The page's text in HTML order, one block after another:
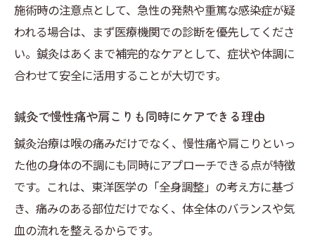
施術時の注意点として、急性の発熱や重篤な感染症が疑
われる場合は、まず医療機関での診断を優先してくださ
い。鍼灸はあくまで補完的なケアとして、症状や体調に
合わせて安全に活用することが大切です。
鍼灸で慢性痛や肩こりも同時にケアできる理由
鍼灸治療は喉の痛みだけでなく、慢性痛や肩こりといっ
た他の身体の不調にも同時にアプローチできる点が特徴
です。これは、東洋医学の「全身調整」の考え方に基づ
き、痛みのある部位だけでなく、体全体のバランスや気
血の流れを整えるからです。